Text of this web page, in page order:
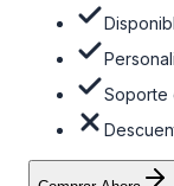
Soporte